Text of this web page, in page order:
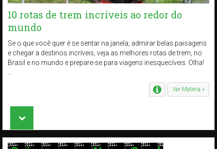
10 rotas de trem incríveis ao redor do
mundo
Se​ o que você quer é se sentar na janela, admirar belas paisagens
e chegar a destinos incríveis, veja as melhores rotas de trem, no
Brasil e no mundo e prepare-se para viagens inesquecíveis. Olha!
Ver Matéria »